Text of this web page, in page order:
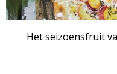
Het seizoensfruit